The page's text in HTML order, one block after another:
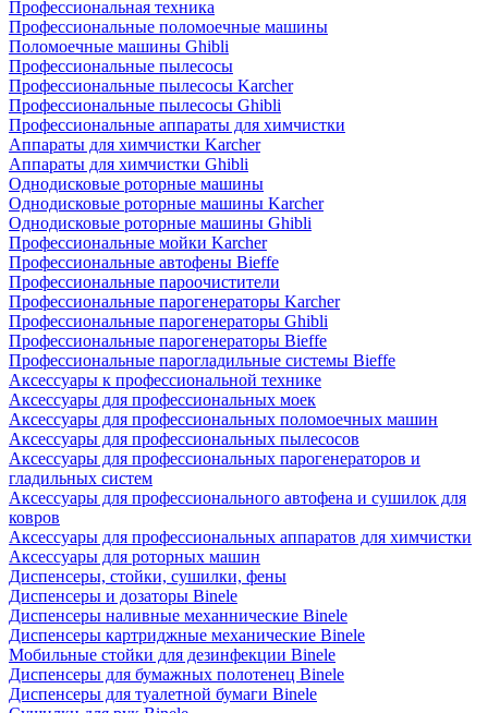
Профессиональная техника
Профессиональные поломоечные машины
Поломоечные машины Ghibli
Профессиональные пылесосы
Профессиональные пылесосы Karcher
Профессиональные пылесосы Ghibli
Профессиональные аппараты для химчистки
Аппараты для химчистки Karcher
Аппараты для химчистки Ghibli
Однодисковые роторные машины
Однодисковые роторные машины Karcher
Однодисковые роторные машины Ghibli
Профессиональные мойки Karcher
Профессиональные автофены Bieffe
Профессиональные пароочистители
Профессиональные парогенераторы Karcher
Профессиональные парогенераторы Ghibli
Профессиональные парогенераторы Bieffe
Профессиональные парогладильные системы Bieffe
Аксессуары к профессиональной технике
Аксессуары для профессиональных моек
Аксессуары для профессиональных поломоечных машин
Аксессуары для профессиональных пылесосов
Аксессуары для профессиональных парогенераторов и
гладильных систем
Аксессуары для профессионального автофена и сушилок для
ковров
Аксессуары для профессиональных аппаратов для химчистки
Аксессуары для роторных машин
Диспенсеры, стойки, сушилки, фены
Диспенсеры и дозаторы Binele
Диспенсеры наливные механнические Binele
Диспенсеры картриджные механические Binele
Мобильные стойки для дезинфекции Binele
Диспенсеры для бумажных полотенец Binele
Диспенсеры для туалетной бумаги Binele